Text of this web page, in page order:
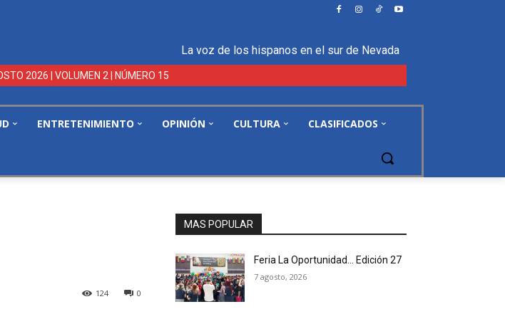
La voz de los hispanos en el sur de Nevada
2026 | VOLUMEN 2 | NÚMERO 15
ENTRETENIMIENTO OPINIÓN CULTURA CLASIFICADOS
0
124
MAS POPULAR
Feria La Oportunidad… Edición 27
7 agosto, 2026